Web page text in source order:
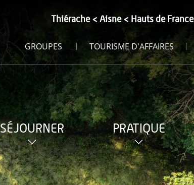
Thiérache Aisne Hauts de France
GROUPES TOURISME D'AFFAIRES
SÉJOURNER PRATIQUE